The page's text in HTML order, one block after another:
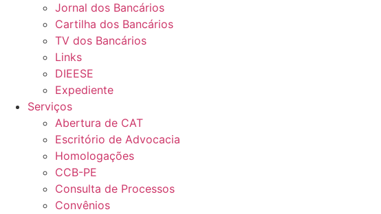
Jornal dos Bancários
Cartilha dos Bancários
TV dos Bancários
Links
DIEESE
Expediente
Serviços
Abertura de CAT
Escritório de Advocacia
Homologações
CCB-PE
Consulta de Processos
Convênios